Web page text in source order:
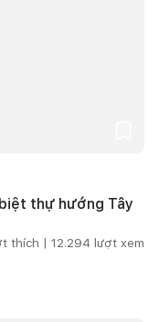
thự hướng Tây
thích | 12.294 lượt xem